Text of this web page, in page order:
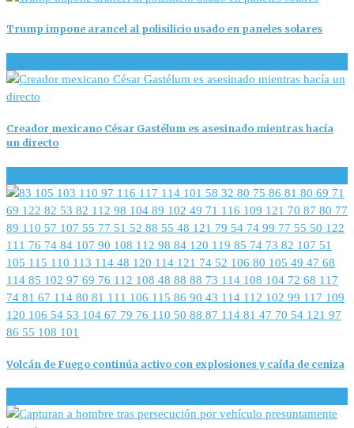
Trump impone arancel al polisilicio usado en paneles solares
Creador mexicano César Gastélum es asesinado mientras hacía
un directo
Volcán de Fuego continúa activo con explosiones y caída de ceniza